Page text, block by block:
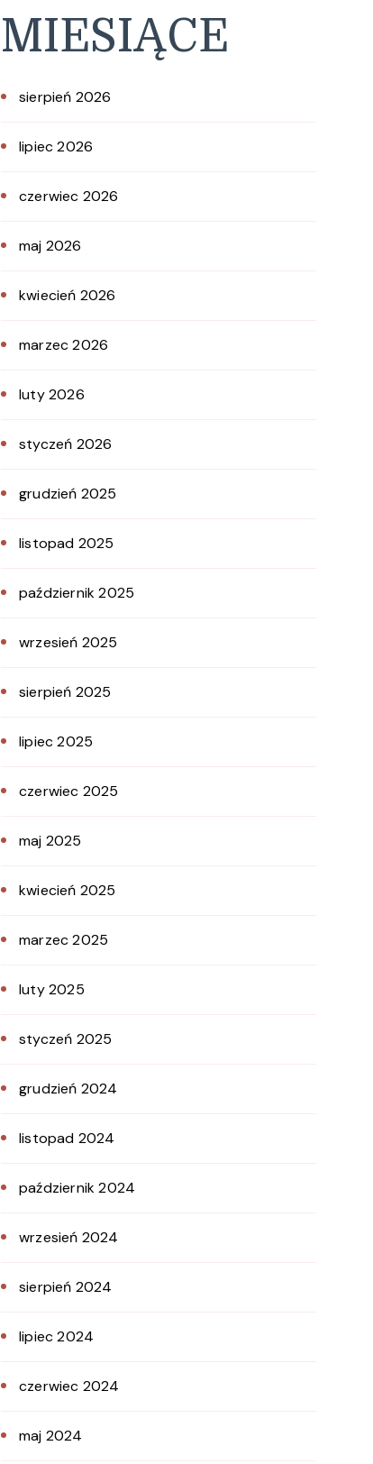
MIESIĄCE
sierpień 2026
lipiec 2026
czerwiec 2026
maj 2026
kwiecień 2026
marzec 2026
luty 2026
styczeń 2026
grudzień 2025
listopad 2025
październik 2025
wrzesień 2025
sierpień 2025
lipiec 2025
czerwiec 2025
maj 2025
kwiecień 2025
marzec 2025
luty 2025
styczeń 2025
grudzień 2024
listopad 2024
październik 2024
wrzesień 2024
sierpień 2024
lipiec 2024
czerwiec 2024
maj 2024